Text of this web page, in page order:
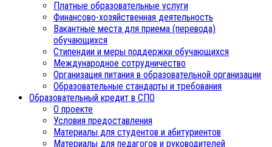
Платные образовательные услуги
Финансово-хозяйственная деятельность
Вакантные места для приема (перевода)
обучающихся
Стипендии и меры поддержки обучающихся
Международное сотрудничество
Организация питания в образовательной организации
Образовательные стандарты и требования
Образовательный кредит в СПО
О проекте
Условия предоставления
Материалы для студентов и абитуриентов
Материалы для педагогов и руководителей